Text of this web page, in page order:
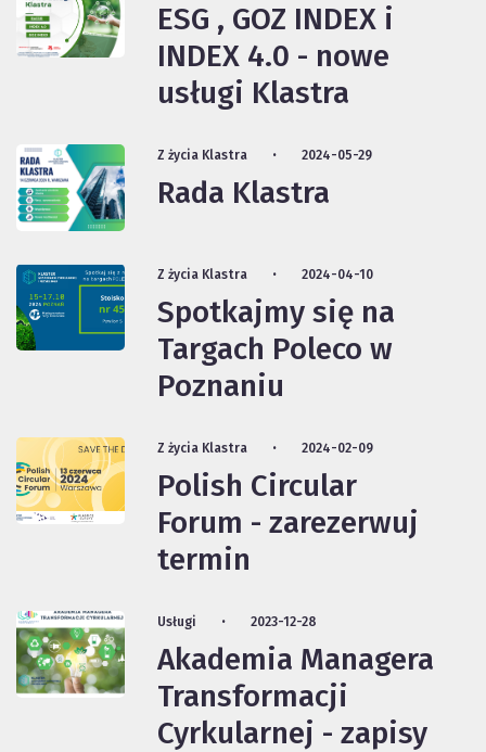
ESG , GOZ INDEX i
INDEX 4.0 - nowe
usługi Klastra
Z życia Klastra 2024-05-29
Rada Klastra
Z życia Klastra 2024-04-10
Spotkajmy się na
Targach Poleco w
Poznaniu
Z życia Klastra 2024-02-09
Polish Circular
Forum - zarezerwuj
termin
Usługi 2023-12-28
Akademia Managera
Transformacji
Cyrkularnej - zapisy